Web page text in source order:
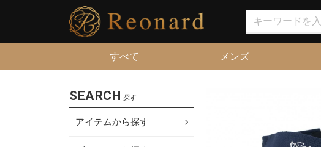
すべて メンズ
SEARCH 探す
アイテムから探す